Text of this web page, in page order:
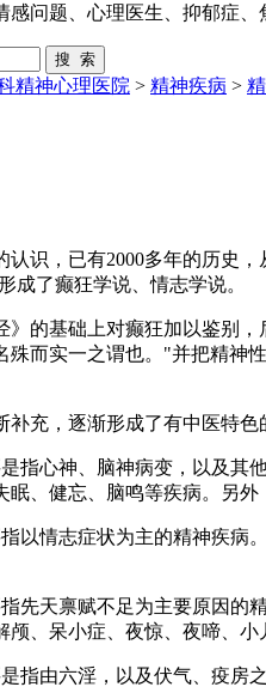
感问题、心理医生、抑郁症、
精神心理医院 > 精神疾病 >
，已有2000多年的历史，
成了癫狂学说、情志学说。
基础上对癫狂加以鉴别，
殊而实一之谓也。"并把精神
，逐渐形成了有中医特色
心神、脑神病变，以及其他
眠、健忘、脑鸣等疾病。另
情志症状为主的精神疾病。
天禀赋不足为主要原因的精
、呆小症、夜惊、夜啼、小
由六淫，以及伏气、疫房之